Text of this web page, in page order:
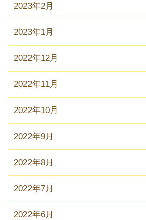
2023年2月
2023年1月
2022年12月
2022年11月
2022年10月
2022年9月
2022年8月
2022年7月
2022年6月